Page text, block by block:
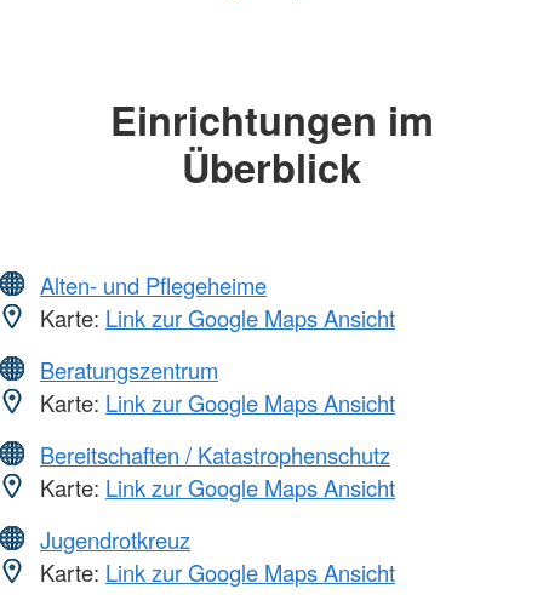
Einrichtungen im
Überblick
Alten- und Pflegeheime
Karte: Link zur Google Maps Ansicht
Beratungszentrum
Karte: Link zur Google Maps Ansicht
Bereitschaften / Katastrophenschutz
Karte: Link zur Google Maps Ansicht
Jugendrotkreuz
Karte: Link zur Google Maps Ansicht